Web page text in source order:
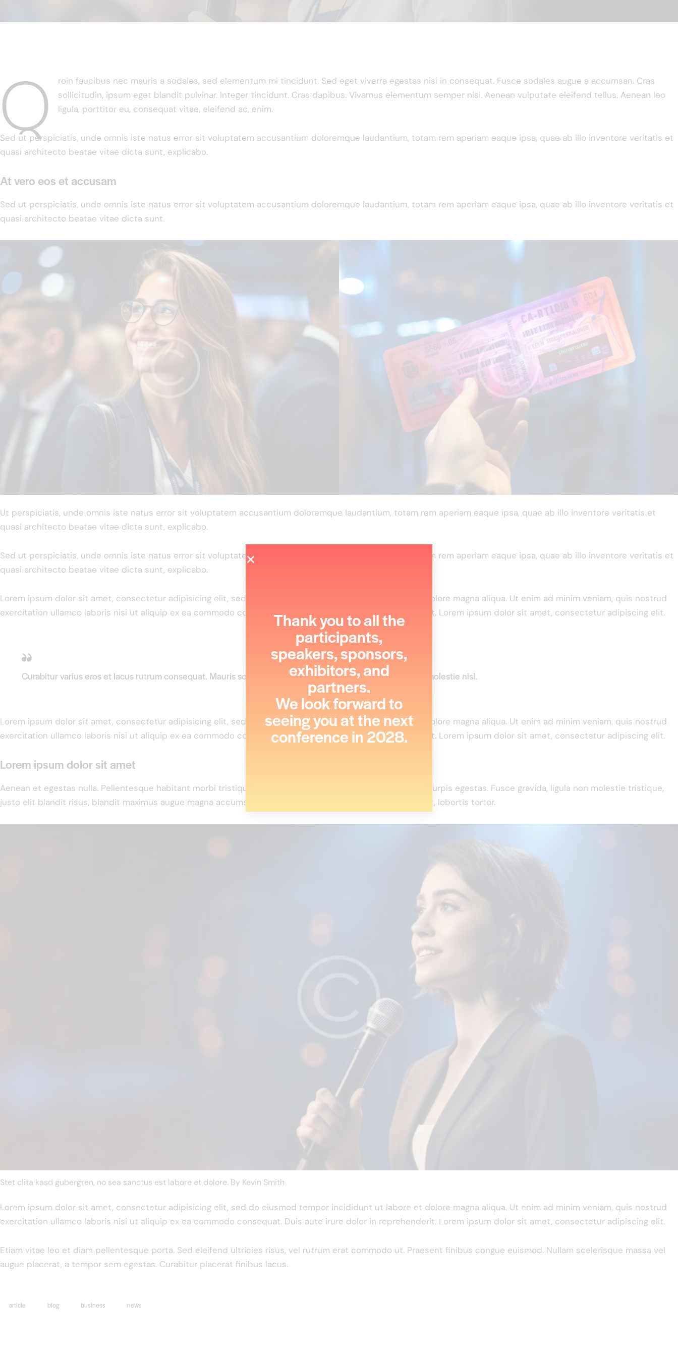
Q
roin faucibus nec mauris a sodales, sed elementum mi tincidunt. Sed eget viverra egestas nisi in consequat. Fusce sodales augue a accumsan. Cras
sollicitudin, ipsum eget blandit pulvinar. Integer tincidunt. Cras dapibus. Vivamus elementum semper nisi. Aenean vulputate eleifend tellus. Aenean leo
ligula, porttitor eu, consequat vitae, eleifend ac, enim.
Sed ut perspiciatis, unde omnis iste natus error sit voluptatem accusantium doloremque laudantium, totam rem aperiam eaque ipsa, quae ab illo inventore veritatis et
quasi architecto beatae vitae dicta sunt, explicabo.
At vero eos et accusam
Sed ut perspiciatis, unde omnis iste natus error sit voluptatem accusantium doloremque laudantium, totam rem aperiam eaque ipsa, quae ab illo inventore veritatis et
quasi architecto beatae vitae dicta sunt.
Ut perspiciatis, unde omnis iste natus error sit voluptatem accusantium doloremque laudantium, totam rem aperiam eaque ipsa, quae ab illo inventore veritatis et
quasi architecto beatae vitae dicta sunt, explicabo.
Sed ut perspiciatis, unde omnis iste natus error sit voluptatem accusantium doloremque laudantium, totam rem aperiam eaque ipsa, quae ab illo inventore veritatis et
quasi architecto beatae vitae dicta sunt, explicabo.
Lorem ipsum dolor sit amet, consectetur adipisicing elit, sed do eiusmod tempor incididunt ut labore et dolore magna aliqua. Ut enim ad minim veniam, quis nostrud
exercitation ullamco laboris nisi ut aliquip ex ea commodo consequat. Duis aute irure dolor in reprehenderit. Lorem ipsum dolor sit amet, consectetur adipiscing elit.
Curabitur varius eros et lacus rutrum consequat. Mauris sollicitudin enim condimentum, luctus justo non, molestie nisl.
Lorem ipsum dolor sit amet, consectetur adipisicing elit, sed do eiusmod tempor incididunt ut labore et dolore magna aliqua. Ut enim ad minim veniam, quis nostrud
exercitation ullamco laboris nisi ut aliquip ex ea commodo consequat. Duis aute irure dolor in reprehenderit. Lorem ipsum dolor sit amet, consectetur adipiscing elit.
Lorem ipsum dolor sit amet
Aenean et egestas nulla. Pellentesque habitant morbi tristique senectus et netus et malesuada fames ac turpis egestas. Fusce gravida, ligula non molestie tristique,
justo elit blandit risus, blandit maximus augue magna accumsan ante. Duis id mi tristique, pulvinar neque at, lobortis tortor.
Stet clita kasd gubergren, no sea sanctus est labore et dolore. By Kevin Smith
Lorem ipsum dolor sit amet, consectetur adipisicing elit, sed do eiusmod tempor incididunt ut labore et dolore magna aliqua. Ut enim ad minim veniam, quis nostrud
exercitation ullamco laboris nisi ut aliquip ex ea commodo consequat. Duis aute irure dolor in reprehenderit. Lorem ipsum dolor sit amet, consectetur adipiscing elit.
Etiam vitae leo et diam pellentesque porta. Sed eleifend ultricies risus, vel rutrum erat commodo ut. Praesent finibus congue euismod. Nullam scelerisque massa vel
augue placerat, a tempor sem egestas. Curabitur placerat finibus lacus.
article blog business news
Thank you to all the
participants,
speakers, sponsors,
exhibitors, and
partners.
We look forward to
seeing you at the next
conference in 2028.